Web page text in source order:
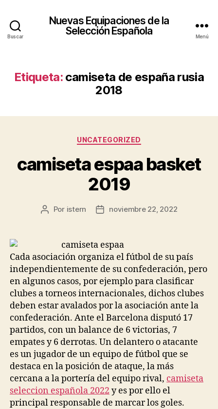
Buscar
Nuevas Equipaciones de la
Selección Española
Menú
Etiqueta: camiseta de españa rusia
2018
Categorías
UNCATEGORIZED
camiseta espaa basket
2019
Autor
entrada
Por istern
Fecha
entrada
noviembre 22, 2022
Cada asociación organiza el fútbol de su país
independientemente de su confederación, pero
en algunos casos, por ejemplo para clasificar
clubes a torneos internacionales, dichos clubes
deben estar avalados por la asociación ante la
confederación. Ante el Barcelona disputó 17
partidos, con un balance de 6 victorias, 7
empates y 6 derrotas. Un delantero o atacante
es un jugador de un equipo de fútbol que se
destaca en la posición de ataque, la más
cercana a la portería del equipo rival, camiseta
seleccion española 2022 y es por ello el
principal responsable de marcar los goles.